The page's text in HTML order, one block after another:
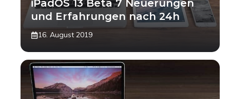
iPadOS 13 Beta 7 Neuerungen
und Erfahrungen nach 24h
16. August 2019